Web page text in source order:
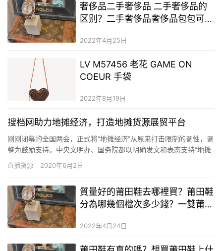
奢侈品二手奢侈品 二手奢侈品的
区别？二手奢侈品奢侈品包包可以
2022年4月25日
LV M57456 老花 GAME ON
COEUR 手袋
2022年8月19日
搜档网助力地摊经济，打造地摊货源展贸平台
刚刚闭幕的全国两会，正式将“地摊经济”从原来打击限制的调性，调
整为鼓励支持。中央文明办、国务院都以明确发文和表态支持“地摊
经济”的活跃。所有人都知道，这是顺应疫情后尽快恢复经济发展要
求，提升社会多种就业方式活力的必要举措。 疫情下的小微个体
品…
直播货源 2020年6月2日
質量好的莆田鞋去哪裡買？莆田鞋
分為哪幾個檔次多少錢？一雙莆田
2022年4月24日